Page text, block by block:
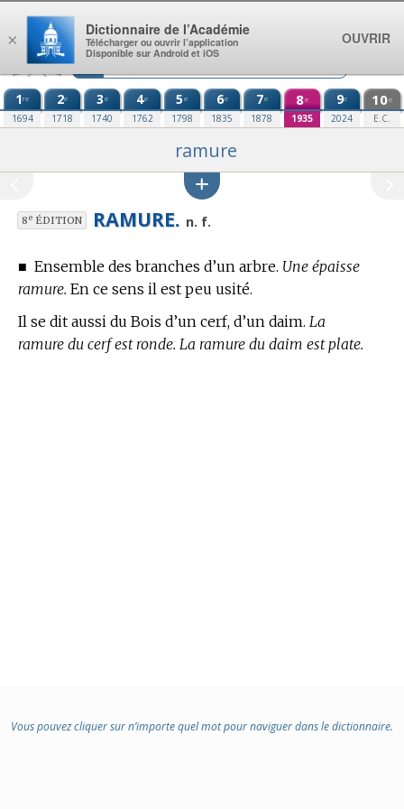
Aller au contenu
1re
1694
2e
1718
3e
1740
4e
1762
5e
1798
6e
1835
7e
1878
8e
1935
9e
2024
10e
E.C.
ramure
8eÉDITION RAMURE. n. f.
■ Ensemble des branches d’un arbre. Une épaisse
ramure. En ce sens il est peu usité.
Il se dit aussi du Bois d’un cerf, d’un daim. La
ramure du cerf est ronde. La ramure du daim est plate.
Vous pouvez cliquer sur n’importe quel mot pour naviguer dans le dictionnaire.
×
Dictionnaire de l’Académie
Télécharger ou ouvrir l’application
Disponible sur Android et iOS
OUVRIR